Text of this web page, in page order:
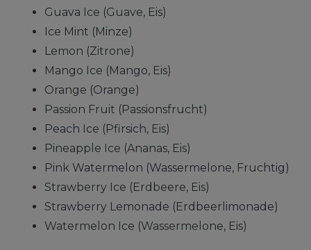
Guava Ice (Guave, Eis)
Ice Mint (Minze)
Lemon (Zitrone)
Mango Ice (Mango, Eis)
Orange (Orange)
Passion Fruit (Passionsfrucht)
Peach Ice (Pfirsich, Eis)
Pineapple Ice (Ananas, Eis)
Pink Watermelon (Wassermelone, Fruchtig)
Strawberry Ice (Erdbeere, Eis)
Strawberry Lemonade (Erdbeerlimonade)
Watermelon Ice (Wassermelone, Eis)